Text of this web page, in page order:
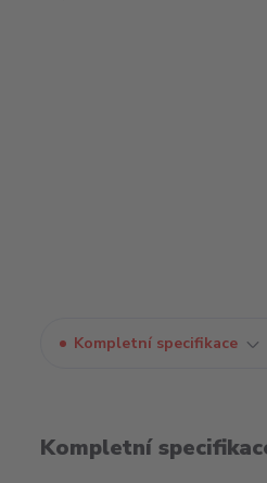
Kompletní specifikace
Kompletní